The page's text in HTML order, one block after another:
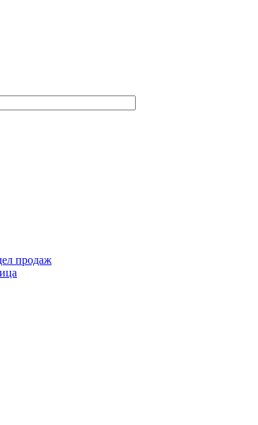
продаж